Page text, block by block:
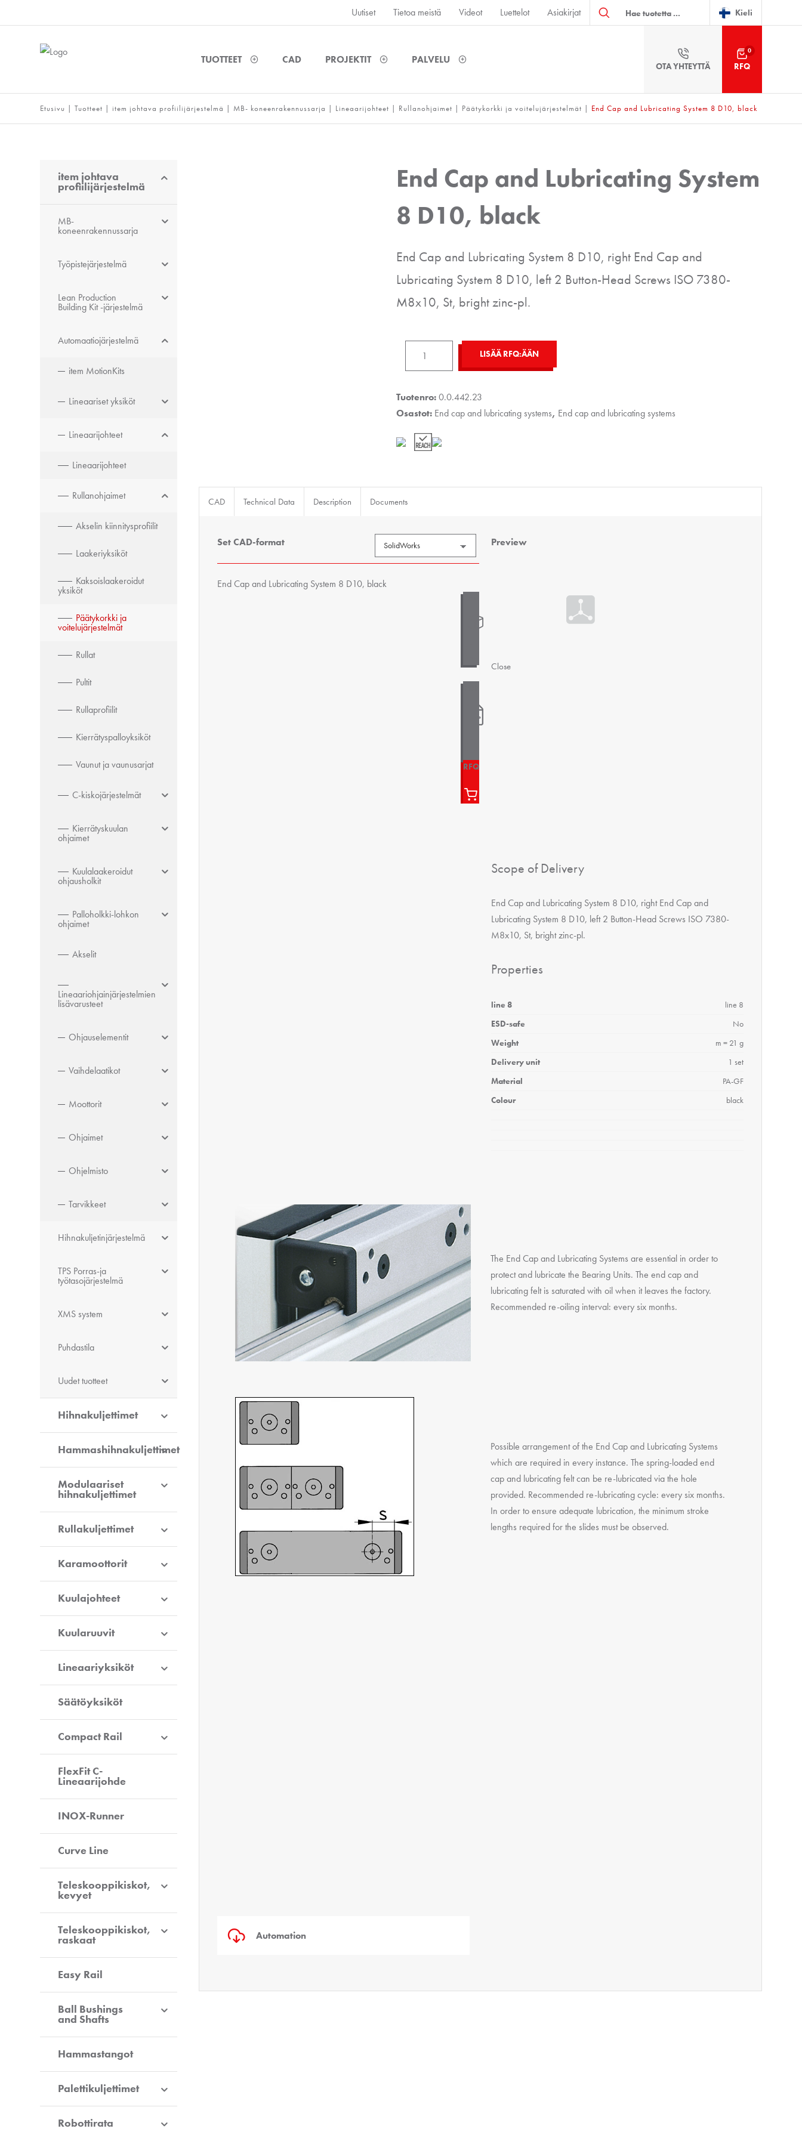
Uutiset Tietoa meistä Videot Luettelot Asiakirjat search Kieli
TUOTTEET CAD PROJEKTIT PALVELU
OTA YHTEYTTÄ
0
RFQ
Etusivu |Tuotteet | item johtava profiilijärjestelmä | MB- koneenrakennussarja | Lineaarijohteet | Rullanohjaimet | Päätykorkki ja voitelujärjestelmät | End Cap and Lubricating System 8 D10, black
item johtava
profiilijärjestelmä
MB-
koneenrakennussarja
Työpistejärjestelmä
Lean Production
Building Kit -järjestelmä
Automaatiojärjestelmä
item MotionKits
Lineaariset yksiköt
Lineaarijohteet
Lineaarijohteet
Rullanohjaimet
Akselin kiinnitysprofiilit
Laakeriyksiköt
Kaksoislaakeroidut
yksiköt
Päätykorkki ja
voitelujärjestelmät
Rullat
Pultit
Rullaprofiilit
Kierrätyspalloyksiköt
Vaunut ja vaunusarjat
C-kiskojärjestelmät
Kierrätyskuulan
ohjaimet
Kuulalaakeroidut
ohjausholkit
Palloholkki-lohkon
ohjaimet
Akselit
Lineaariohjainjärjestelmien
lisävarusteet
Ohjauselementit
Vaihdelaatikot
Moottorit
Ohjaimet
Ohjelmisto
Tarvikkeet
Hihnakuljetinjärjestelmä
TPS Porras-ja
työtasojärjestelmä
XMS system
Puhdastila
Uudet tuotteet
Hihnakuljettimet
Hammashihnakuljettimet
Modulaariset
hihnakuljettimet
Rullakuljettimet
Karamoottorit
Kuulajohteet
Kuularuuvit
Lineaariyksiköt
Säätöyksiköt
Compact Rail
FlexFit C-
Lineaarijohde
INOX-Runner
Curve Line
Teleskooppikiskot,
kevyet
Teleskooppikiskot,
raskaat
Easy Rail
Ball Bushings
and Shafts
Hammastangot
Palettikuljettimet
Robottirata
End Cap and Lubricating System
8 D10, black
End Cap and Lubricating System 8 D10, right End Cap and
Lubricating System 8 D10, left 2 Button-Head Screws ISO 7380-
M8x10, St, bright zinc-pl.
Lubricating
System
D10,
LISÄÄ RFQ:ÄÄN
Tuotenro:0.0.442.23
Osastot: End cap and lubricating systems, End cap and lubricating systems
CAD Technical Data Description Documents
Set CAD-format
End Cap and Lubricating System 8 D10, black
Preview
Close
Scope of Delivery
End Cap and Lubricating System 8 D10, right End Cap and
Lubricating System 8 D10, left 2 Button-Head Screws ISO 7380-
M8x10, St, bright zinc-pl.
Properties
line 8
line 8
ESD-safe
No
Weight
m = 21 g
Delivery unit
1 set
Material
PA-GF
Colour
black
The End Cap and Lubricating Systems are essential in order to
protect and lubricate the Bearing Units. The end cap and
lubricating felt is saturated with oil when it leaves the factory.
Recommended re-oiling interval: every six months.
Possible arrangement of the End Cap and Lubricating Systems
which are required in every instance. The spring-loaded end
cap and lubricating felt can be re-lubricated via the hole
provided. Recommended re-lubricating cycle: every six months.
In order to ensure adequate lubrication, the minimum stroke
lengths required for the slides must be observed.
Automation